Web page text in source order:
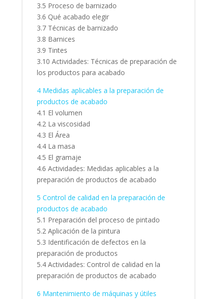
3.5 Proceso de barnizado
3.6 Qué acabado elegir
3.7 Técnicas de barnizado
3.8 Barnices
3.9 Tintes
3.10 Actividades: Técnicas de preparación de
los productos para acabado
4 Medidas aplicables a la preparación de
productos de acabado
4.1 El volumen
4.2 La viscosidad
4.3 El Área
4.4 La masa
4.5 El gramaje
4.6 Actividades: Medidas aplicables a la
preparación de productos de acabado
5 Control de calidad en la preparación de
productos de acabado
5.1 Preparación del proceso de pintado
5.2 Aplicación de la pintura
5.3 Identificación de defectos en la
preparación de productos
5.4 Actividades: Control de calidad en la
preparación de productos de acabado
6 Mantenimiento de máquinas y útiles